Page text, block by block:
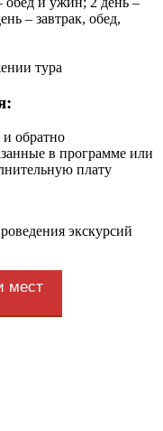
– завтрак, обед,
тура
обратно
в программе или
плату
экскурсий
мест